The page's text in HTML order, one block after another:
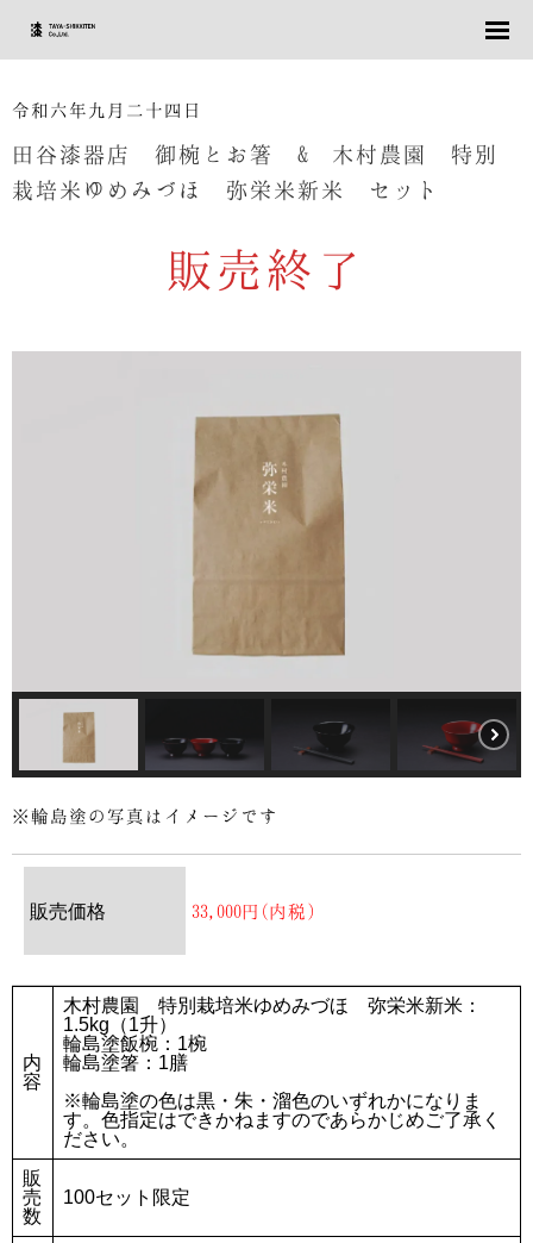
令和六年九月二十四日
田谷漆器店 御椀とお箸 & 木村農園 特別
栽培米ゆめみづほ 弥栄米新米 セット
販売終了
※輪島塗の写真はイメージです
販売価格 33,000円(内税)
内
容
木村農園 特別栽培米ゆめみづほ 弥栄米新米：
1.5kg（1升）
輪島塗飯椀：1椀
輪島塗箸：1膳
※輪島塗の色は黒・朱・溜色のいずれかになりま
す。色指定はできかねますのであらかじめご了承く
ださい。
販
売
数
100セット限定